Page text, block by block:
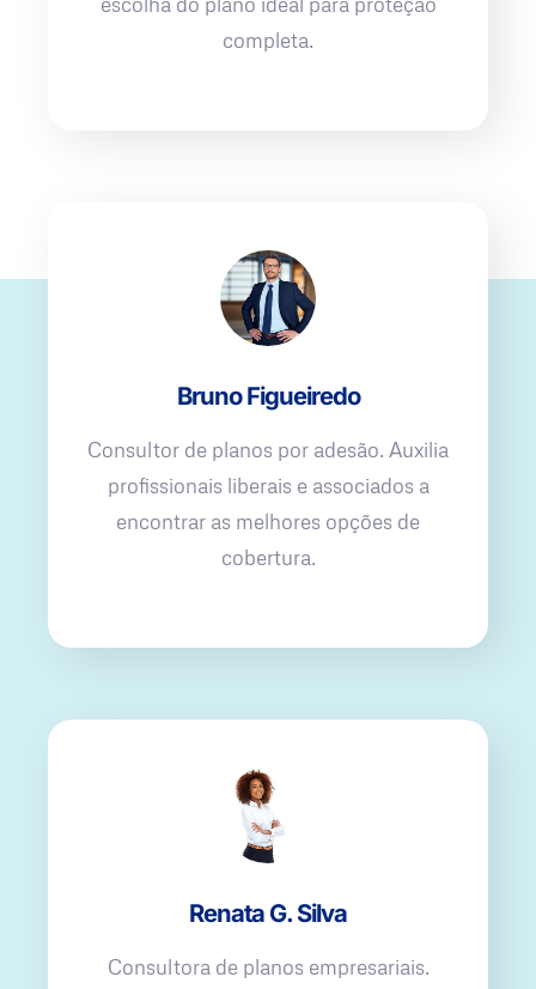
completa.
Bruno Figueiredo
Consultor de planos por adesão. Auxilia
profissionais liberais e associados a
encontrar as melhores opções de
cobertura.
Renata G. Silva
Consultora de planos empresariais.